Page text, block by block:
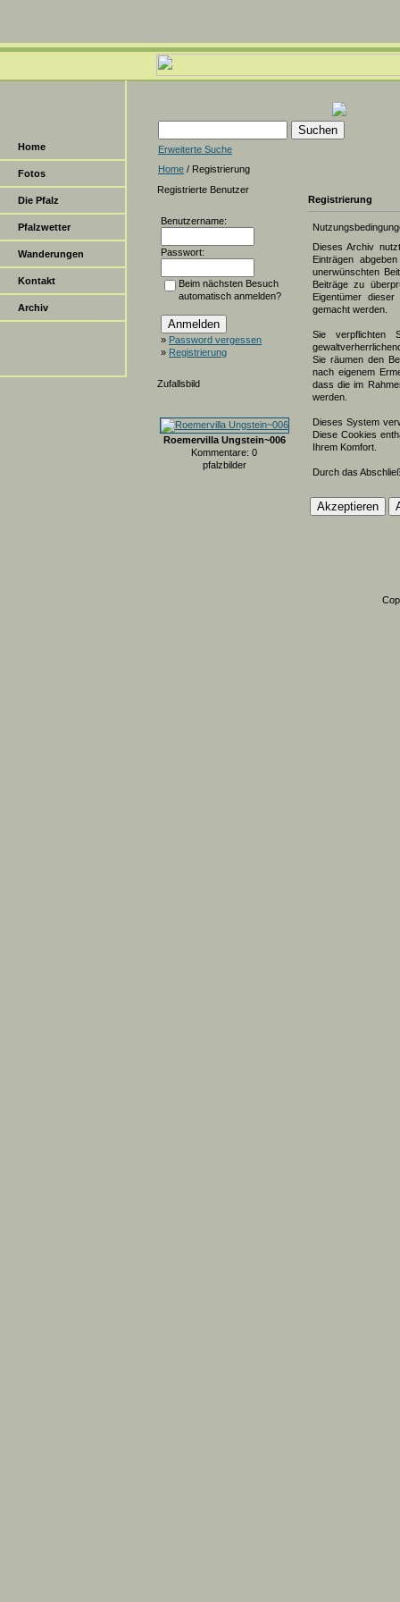
Home
Fotos
Die Pfalz
Pfalzwetter
Wanderungen
Kontakt
Archiv
Erweiterte Suche
Home / Registrierung
Registrierte Benutzer
Benutzername:
Passwort:
Beim nächsten Besuch
automatisch anmelden?
» Password vergessen
» Registrierung
Zufallsbild
Roemervilla Ungstein~006
Kommentare: 0
pfalzbilder
Registrierung
Dieses Archiv
Einträgen
unerwünschten
Beiträge zu
Eigentümer
gemacht werden.
Sie verpflichten
Sie räumen den
nach eigenem
dass die im
werden.
Dieses System
Diese Cookies
Ihrem Komfort.
Durch das